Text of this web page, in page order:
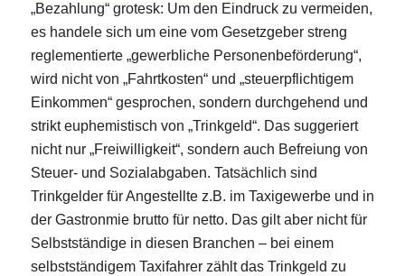
„Bezahlung“ grotesk: Um den Eindruck zu vermeiden,
es handele sich um eine vom Gesetzgeber streng
reglementierte „gewerbliche Personenbeförderung“,
wird nicht von „Fahrtkosten“ und „steuerpflichtigem
Einkommen“ gesprochen, sondern durchgehend und
strikt euphemistisch von „Trinkgeld“. Das suggeriert
nicht nur „Freiwilligkeit“, sondern auch Befreiung von
Steuer- und Sozialabgaben. Tatsächlich sind
Trinkgelder für Angestellte z.B. im Taxigewerbe und in
der Gastronmie brutto für netto. Das gilt aber nicht für
Selbstständige in diesen Branchen – bei einem
selbstständigem Taxifahrer zählt das Trinkgeld zu